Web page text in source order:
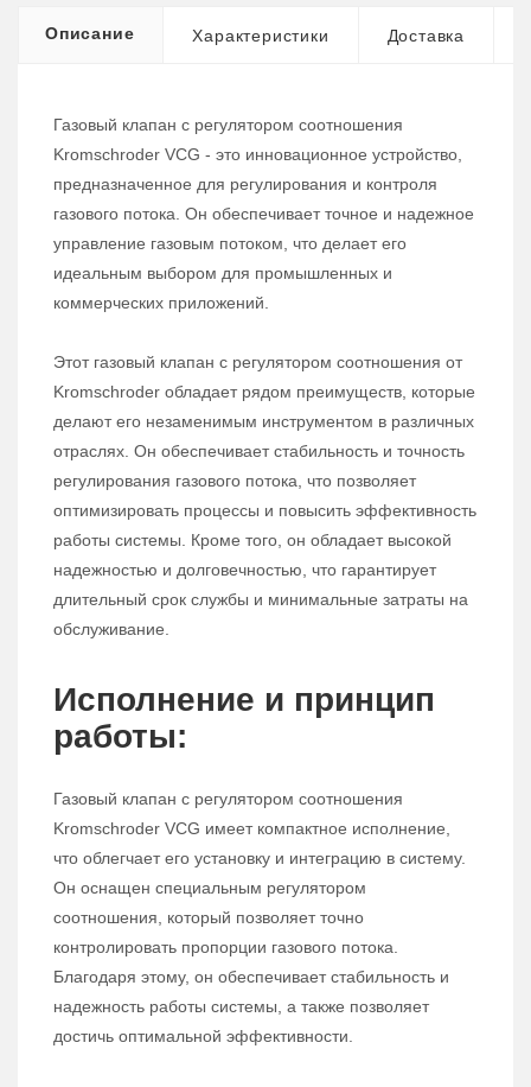
Описание Характеристики Доставка
Газовый клапан с регулятором соотношения
Kromschroder VCG - это инновационное устройство,
предназначенное для регулирования и контроля
газового потока. Он обеспечивает точное и надежное
управление газовым потоком, что делает его
идеальным выбором для промышленных и
коммерческих приложений.
Этот газовый клапан с регулятором соотношения от
Kromschroder обладает рядом преимуществ, которые
делают его незаменимым инструментом в различных
отраслях. Он обеспечивает стабильность и точность
регулирования газового потока, что позволяет
оптимизировать процессы и повысить эффективность
работы системы. Кроме того, он обладает высокой
надежностью и долговечностью, что гарантирует
длительный срок службы и минимальные затраты на
обслуживание.
Исполнение и принцип
работы:
Газовый клапан с регулятором соотношения
Kromschroder VCG имеет компактное исполнение,
что облегчает его установку и интеграцию в систему.
Он оснащен специальным регулятором
соотношения, который позволяет точно
контролировать пропорции газового потока.
Благодаря этому, он обеспечивает стабильность и
надежность работы системы, а также позволяет
достичь оптимальной эффективности.